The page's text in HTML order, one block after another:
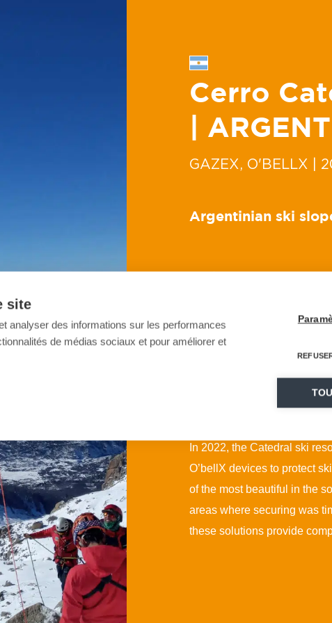
Cerro
|
GAZEX, O'BELLX |
Argentinian ski
In 2022, the Catedral ski
O’bellX devices to protect
of the most beautiful in the
areas where securing was
these solutions provide
site
analyser des informations sur les performances
de médias sociaux et pour améliorer et